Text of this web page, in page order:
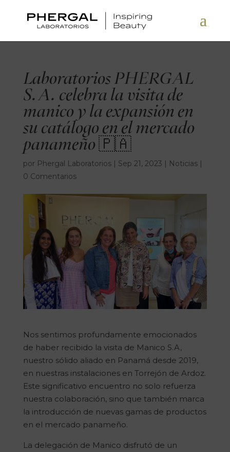
Laboratorios PHERGAL
S.A. celebra la visita de
manico y la expansión en
su catálogo en el mercado
panameño 🇵🇦
por Phergal Laboratorios| Sep 21, 2023 | Noticias|
0 Comentarios
Nos sentimos profundamente emocionados
de haber recibido la visita de Manico S.A,
nuestro sólido aliado en Panamá desde 2019,
en nuestras instalaciones en Torrejón de Ardoz.
Este significativo encuentro no solo refuerza
nuestra colaboración, sino que también marca
la introducción de nuevas gamas de productos
en el mercado panameño.
La delegación de Manico disfrutó de un